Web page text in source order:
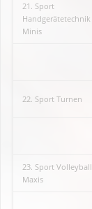
21. Sport
Handgerätetechnik
Minis
22. Sport Turnen
23. Sport Volleyball
Maxis